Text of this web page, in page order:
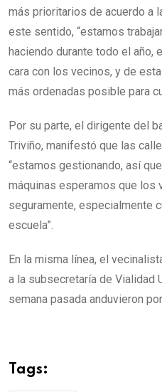
más prioritarios de acuerdo a
este sentido, “estamos
haciendo durante todo el año,
cara con los vecinos, y de
más ordenadas posible para
Por su parte, el dirigente del
Triviño, manifestó que las
“estamos gestionando, así
máquinas esperamos que los
seguramente, especialmente
escuela”.
En la misma línea, el
a la subsecretaría de Vialidad
semana pasada anduvieron
Tags: